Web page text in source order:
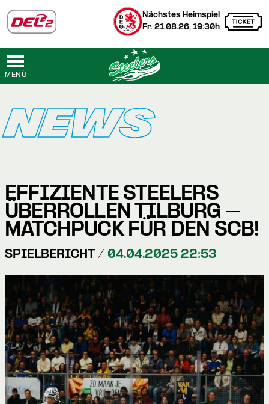
Nächstes Heimspiel
Fr. 21.08.26, 19:30h
MENÜ
NEWS
EFFIZIENTE STEELERS
ÜBERROLLEN TILBURG –
MATCHPUCK FÜR DEN SCB!
SPIELBERICHT / 04.04.2025 22:53